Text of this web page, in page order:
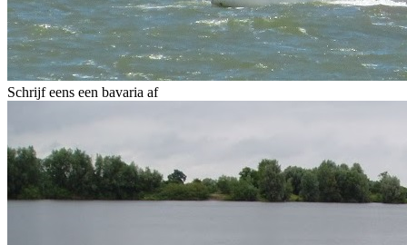
Schrijf eens een bavaria af